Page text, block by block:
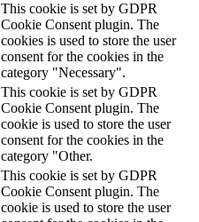
This cookie is set by GDPR
Cookie Consent plugin. The
cookies is used to store the user
consent for the cookies in the
category "Necessary".
This cookie is set by GDPR
Cookie Consent plugin. The
cookie is used to store the user
consent for the cookies in the
category "Other.
This cookie is set by GDPR
Cookie Consent plugin. The
cookie is used to store the user